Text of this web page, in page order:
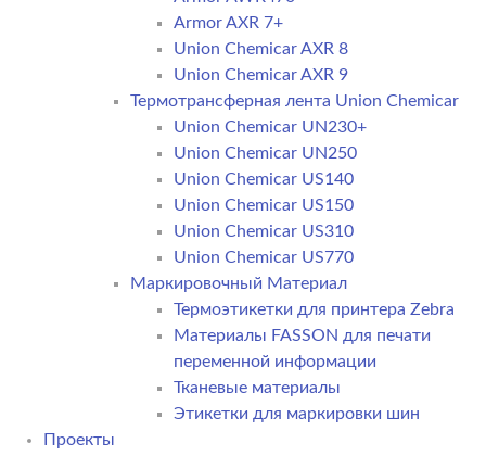
Armor AXR 7+
Union Chemicar AXR 8
Union Chemicar AXR 9
Термотрансферная лента Union Chemicar
Union Chemicar UN230+
Union Chemicar UN250
Union Chemicar US140
Union Chemicar US150
Union Chemicar US310
Union Chemicar US770
Маркировочный Материал
Термоэтикетки для принтера Zebra
Материалы FASSON для печати
переменной информации
Тканевые материалы
Этикетки для маркировки шин
Проекты